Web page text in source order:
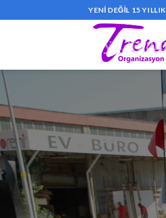
to
YENI DEĞIL 15